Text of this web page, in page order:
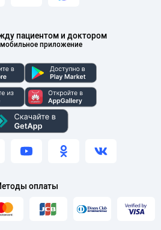
пациентом и доктором
приложение
оплаты